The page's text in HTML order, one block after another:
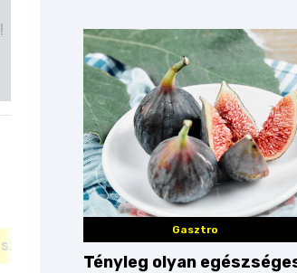
!
szeged
Gasztro
Tényleg olyan